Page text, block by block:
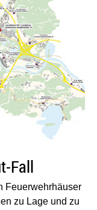
Fall
Feuerwehrhäuser
zu Lage und zu